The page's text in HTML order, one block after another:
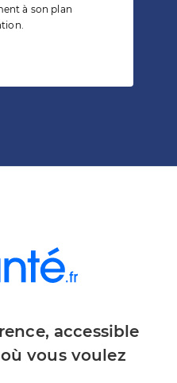
à son plan
accessible
vous voulez